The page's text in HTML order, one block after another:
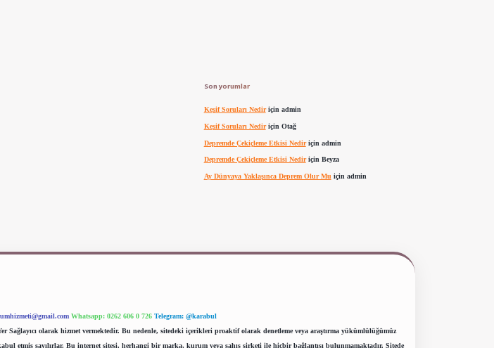
Son yorumlar
Keşif Soruları Nediriçin admin
Keşif Soruları Nediriçin Otağ
Depremde Çekiçleme Etkisi Nediriçin admin
Depremde Çekiçleme Etkisi Nediriçin Beyza
Ay Dünyaya Yaklaşınca Deprem Olur Mu için admin
Whatsapp: 0262 606 0 726 Telegram: @karabul
olarak hizmet vermektedir. Bu nedenle, sitedeki içerikleri proaktif olarak denetleme veya araştırma yükümlülüğümüz
etmiş sayılırlar. Bu internet sitesi, herhangi bir marka, kurum veya şahıs şirketi ile hiçbir bağlantısı bulunmamaktadır. Sitede